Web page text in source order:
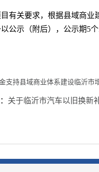
有关要求，根据县域商
公示（附后），公示期5
支持县域商业体系建设临沂市
关于临沂市汽车以旧换新